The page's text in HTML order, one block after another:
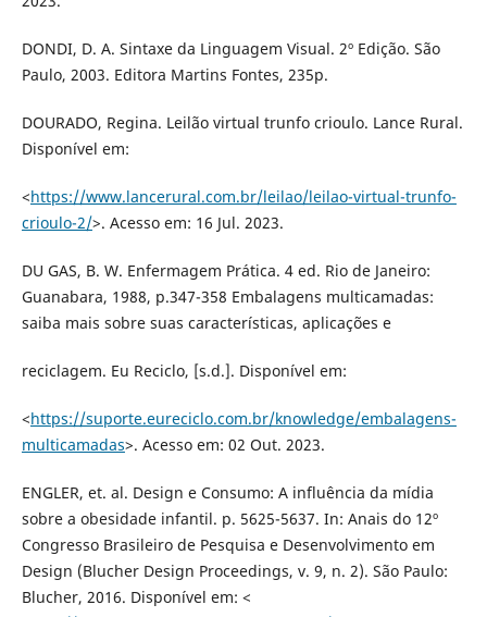
DONDI, D. A. Sintaxe da Linguagem Visual. 2º Edição. São
Paulo, 2003. Editora Martins Fontes, 235p.
DOURADO, Regina. Leilão virtual trunfo crioulo. Lance Rural.
Disponível em:
<https://www.lancerural.com.br/leilao/leilao-virtual-trunfo-
crioulo-2/>. Acesso em: 16 Jul. 2023.
DU GAS, B. W. Enfermagem Prática. 4 ed. Rio de Janeiro:
Guanabara, 1988, p.347-358 Embalagens multicamadas:
saiba mais sobre suas características, aplicações e
reciclagem. Eu Reciclo, [s.d.]. Disponível em:
<https://suporte.eureciclo.com.br/knowledge/embalagens-
multicamadas>. Acesso em: 02 Out. 2023.
ENGLER, et. al. Design e Consumo: A influência da mídia
sobre a obesidade infantil. p. 5625-5637. In: Anais do 12º
Congresso Brasileiro de Pesquisa e Desenvolvimento em
Design (Blucher Design Proceedings, v. 9, n. 2). São Paulo:
Blucher, 2016. Disponível em: <